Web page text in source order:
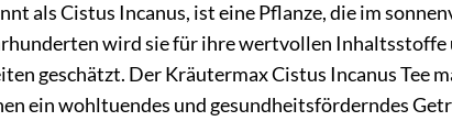
als Cistus Incanus, ist eine Pflanze, die im
wird sie für ihre wertvollen
geschätzt. Der Kräutermax Cistus Incanus Tee
ein wohltuendes und gesundheitsförderndes